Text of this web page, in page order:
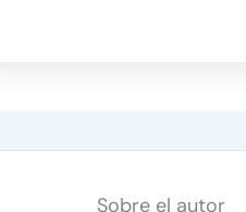
Sobre el autor